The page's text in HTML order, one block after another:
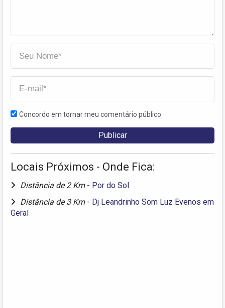
Concordo em tornar meu comentário público
Locais Próximos - Onde Fica:
Distância de 2 Km - Por do Sol
Distância de 3 Km - Dj Leandrinho Som Luz Evenos em
Geral